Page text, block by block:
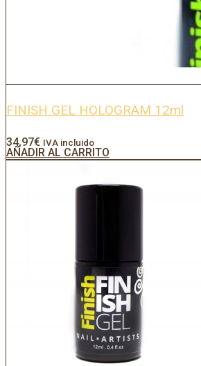
FINISH GEL HOLOGRAM 12ml
34,97€ IVA incluido
AÑADIR AL CARRITO